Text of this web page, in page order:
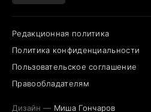
Редакционная политика
Политика конфиденциальности
Пользовательское соглашение
Правообладателям
Дизайн — Миша Гончаров